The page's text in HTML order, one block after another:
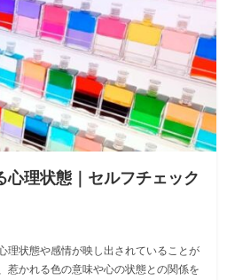
心理状態｜セルフチェック
理状態や感情が映し出されていることが
惹かれる色の意味や心の状態との関係を